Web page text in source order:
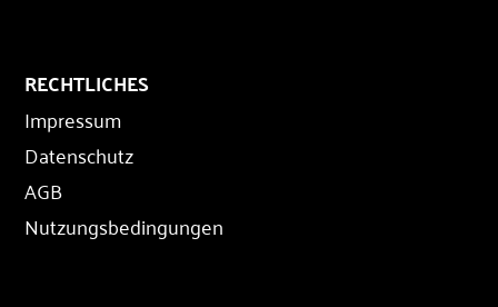
RECHTLICHES
Impressum
Datenschutz
AGB
Nutzungsbedingungen